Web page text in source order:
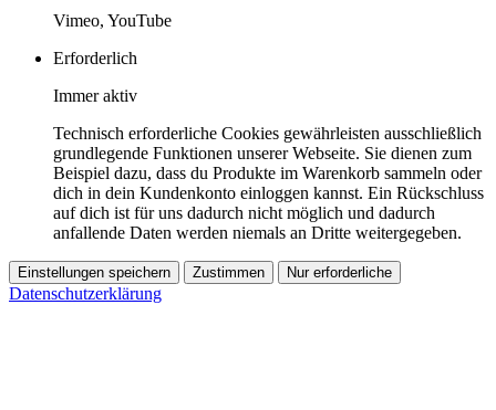
Vimeo, YouTube
Erforderlich
Immer aktiv
Technisch erforderliche Cookies gewährleisten ausschließlich
grundlegende Funktionen unserer Webseite. Sie dienen zum
Beispiel dazu, dass du Produkte im Warenkorb sammeln oder
dich in dein Kundenkonto einloggen kannst. Ein Rückschluss
auf dich ist für uns dadurch nicht möglich und dadurch
anfallende Daten werden niemals an Dritte weitergegeben.
Einstellungen speichern Zustimmen Nur erforderliche
Datenschutzerklärung